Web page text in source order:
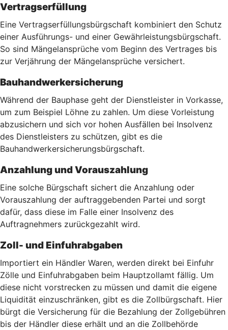
Vertragserfüllung
Eine Vertragserfüllungsbürgschaft kombiniert den Schutz
einer Ausführungs- und einer Gewährleistungsbürgschaft.
So sind Mängelansprüche vom Beginn des Vertrages bis
zur Verjährung der Mängelansprüche versichert.
Bauhandwerkersicherung
Während der Bauphase geht der Dienstleister in Vorkasse,
um zum Beispiel Löhne zu zahlen. Um diese Vorleistung
abzusichern und sich vor hohen Ausfällen bei Insolvenz
des Dienstleisters zu schützen, gibt es die
Bauhandwerkersicherungsbürgschaft.
Anzahlung und Vorauszahlung
Eine solche Bürgschaft sichert die Anzahlung oder
Vorauszahlung der auftraggebenden Partei und sorgt
dafür, dass diese im Falle einer Insolvenz des
Auftragnehmers zurückgezahlt wird.
Zoll- und Einfuhrabgaben
Importiert ein Händler Waren, werden direkt bei Einfuhr
Zölle und Einfuhrabgaben beim Hauptzollamt fällig. Um
diese nicht vorstrecken zu müssen und damit die eigene
Liquidität einzuschränken, gibt es die Zollbürgschaft. Hier
bürgt die Versicherung für die Bezahlung der Zollgebühren
bis der Händler diese erhält und an die Zollbehörde